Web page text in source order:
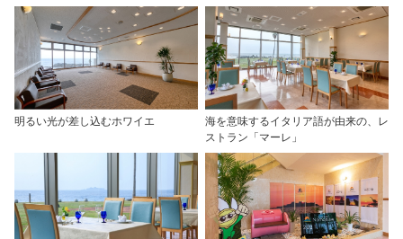
明るい光が差し込むホワイエ
海を意味するイタリア語が由来の、レ
ストラン「マーレ」